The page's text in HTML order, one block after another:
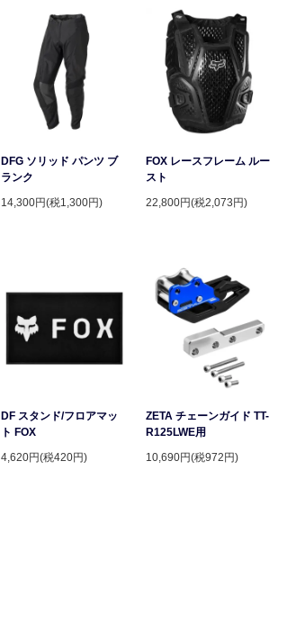
DFG ソリッド パンツ ブ
ランク
14,300円(税1,300円)
FOX レースフレーム ルー
スト
22,800円(税2,073円)
DF スタンド/フロアマッ
ト FOX
4,620円(税420円)
ZETA チェーンガイド TT-
R125LWE用
10,690円(税972円)